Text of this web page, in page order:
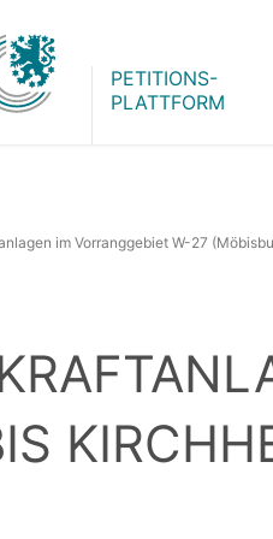
PETITIONS-
PLATTFORM
im Vorranggebiet W-27